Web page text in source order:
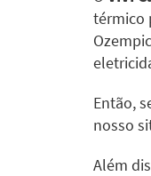
térmico
Então,
nosso
Além